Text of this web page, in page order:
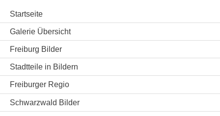
Startseite
Galerie Übersicht
Freiburg Bilder
Stadtteile in Bildern
Freiburger Regio
Schwarzwald Bilder